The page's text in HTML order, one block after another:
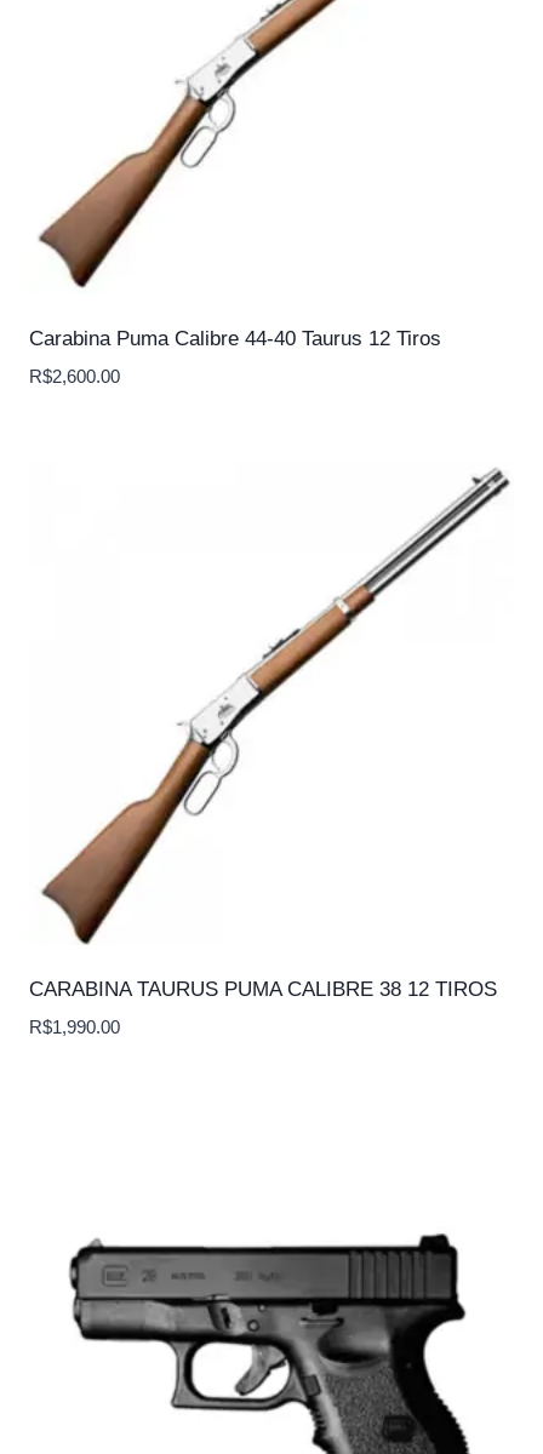
Carabina Puma Calibre 44-40 Taurus 12 Tiros
R$2,600.00
CARABINA TAURUS PUMA CALIBRE 38 12 TIROS
R$1,990.00